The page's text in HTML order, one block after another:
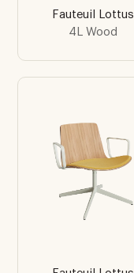
Fauteuil Lottus
4L Wood